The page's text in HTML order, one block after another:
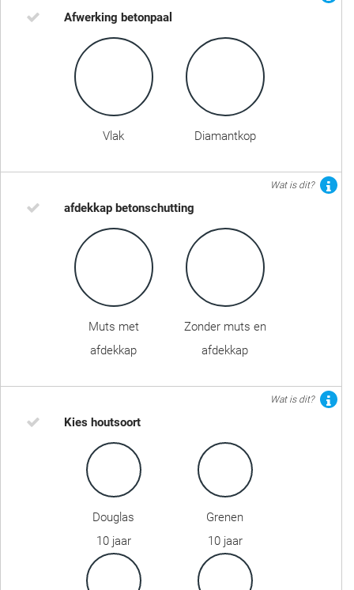
Afwerking betonpaal
Vlak Diamantkop
Wat is dit?
afdekkap betonschutting
Muts met
afdekkap
Zonder muts en
afdekkap
Wat is dit?
Kies houtsoort
Douglas
10 jaar
Grenen
10 jaar